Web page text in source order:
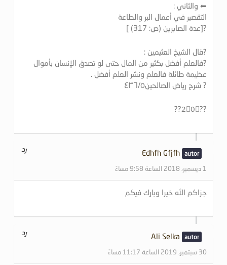
⬅ والثاني :
التقصير في أعمال البر والطاعة
?[عدة الصابرين (ص: 317) ]
?‏قال الشيخ العثيمين :
?فالعلم أفضل بكثير من المال حتى لو تصدق الإنسان بأموال
عظيمة طائلة فالعلم ونشر العلم أفضل .
? شرح رياض الصالحين٤٣٦/٥
??2⃣0⃣??
Edhfh Gfjfh
1 ديسمبر، 2018 الساعة 9:58 مساءً
رد
جزاكم الله خيرا وبارك فيكم
Ali Selka
30 سبتمبر، 2019 الساعة 11:17 مساءً
رد